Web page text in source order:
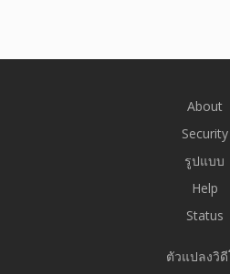
About
Security
รูปแบบ
Help
Status
ตัวแปลงวิดี